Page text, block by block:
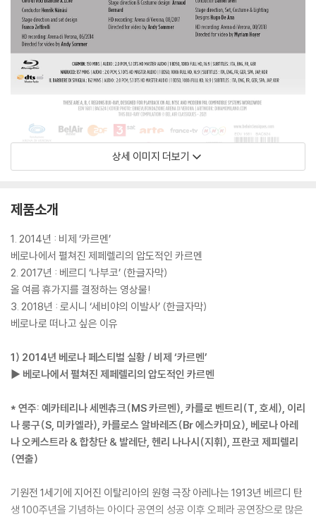
상세 이미지 더보기
제품소개
1. 2014년 : 비제 ‘카르멘’
베로나에서 펼쳐진 제페렐리의 압도적인 카르멘
2. 2017년 : 베르디 ‘나부코’ (한글자막)
올 여름 휴가지를 결정하는 영상물!
3. 2018년 : 로시니 ‘세비야의 이발사’ (한글자막)
베로나로 떠나고 싶은 이유
1) 2014년 베로나 페스티벌 실황 / 비제 ‘카르멘’
▶ 베로나에서 펼쳐진 제페렐리의 압도적인 카르멘
* 연주: 예카테리나 세멘츄크(MS 카르멘), 카를로 벤트리(T, 호세), 이리
나 룽구(S, 미카엘라), 카를로스 알바레즈(Br 에스카미요), 베로나 아레
나 오케스트라 & 합창단 & 발레단, 헨리 나나시(지휘), 프란코 제피렐리
(연출)
기원전 1세기에 지어진 이탈리아의 원형 극장 아레나는 1913년 베르디 탄
생 100주년을 기념하는 아이다 공연의 성공 이후 오페라 공연장으로 많은